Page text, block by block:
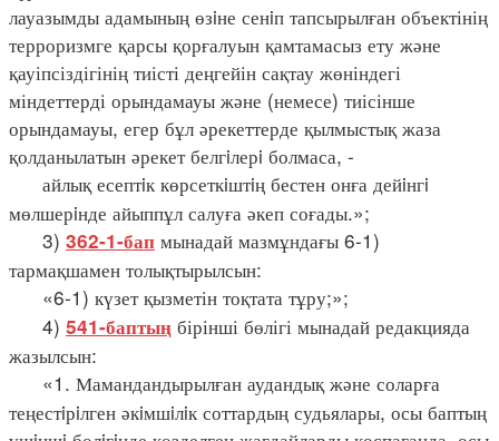
лауазымды адамының өзiне сенiп тапсырылған объектінің
терроризмге қарсы қорғалуын қамтамасыз ету және
қауіпсіздігінің тиісті деңгейін сақтау жөніндегі
міндеттерді орындамауы және (немесе) тиісінше
орындамауы, егер бұл әрекеттерде қылмыстық жаза
қолданылатын әрекет белгiлерi болмаса, -
айлық есептiк көрсеткiштiң бестен онға дейiнгi
мөлшерiнде айыппұл салуға әкеп соғады.»;
3) 362-1-бап мынадай мазмұндағы 6-1)
тармақшамен толықтырылсын:
«6-1) күзет қызметін тоқтата тұру;»;
4) 541-баптың бірінші бөлігі мынадай редакцияда
жазылсын:
«1. Мамандандырылған аудандық және соларға
теңестiрiлген әкiмшiлiк соттардың судьялары, осы баптың